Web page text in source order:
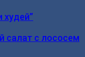
худей”
салат с лососем